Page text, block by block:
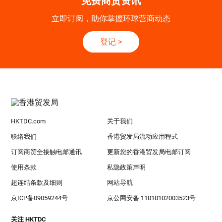
立即订阅，助你掌握环球营商动态
登记 >
HKTDC.com 关于我们
联络我们 香港贸发局流动应用程式
订阅商贸全接触电邮通讯 更新您的香港贸发局电邮订阅
使用条款 私隐政策声明
超连结条款及细则 网站导航
京ICP备09059244号 京公网安备 11010102003523号
关注 HKTDC